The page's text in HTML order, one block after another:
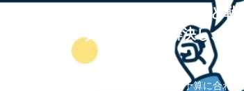
徹底したヒアリングと
貴社の課題を解決し、成
＼予算に合わ